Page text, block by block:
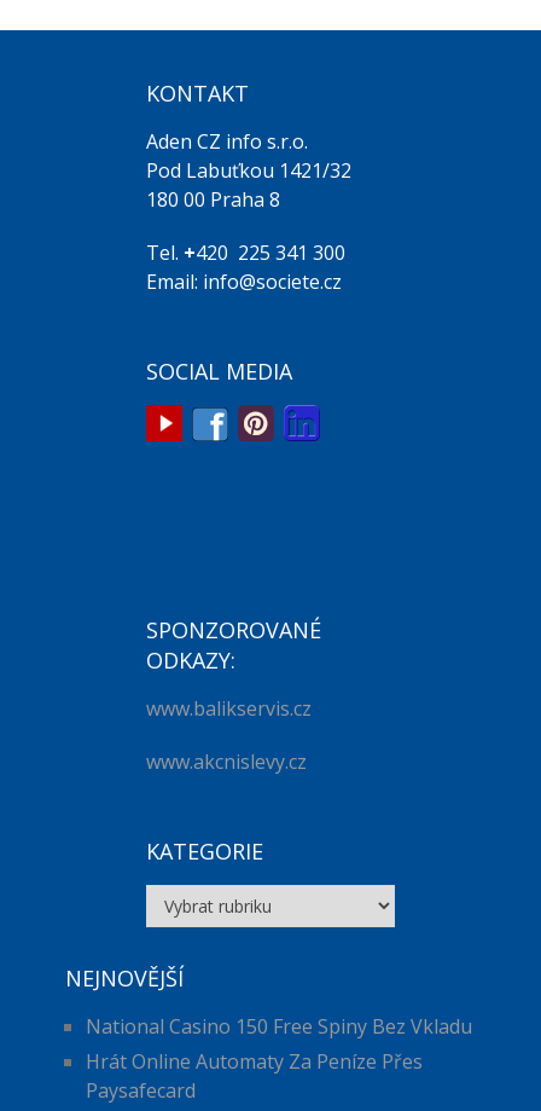
KONTAKT
Aden CZ info s.r.o.
Pod Labuťkou 1421/32
180 00 Praha 8
Tel. +420 225 341 300
Email: info@societe.cz
SOCIAL MEDIA
SPONZOROVANÉ
ODKAZY:
www.balikservis.cz
www.akcnislevy.cz
KATEGORIE
Kategorie
NEJNOVĚJŠÍ
National Casino 150 Free Spiny Bez Vkladu
Hrát Online Automaty Za Peníze Přes
Paysafecard